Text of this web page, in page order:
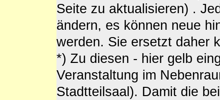
Seite zu aktualisieren) .
ändern, es können neue
werden. Sie ersetzt daher
*) Zu diesen - hier gelb
Veranstaltung im
Stadtteilsaal). Damit die